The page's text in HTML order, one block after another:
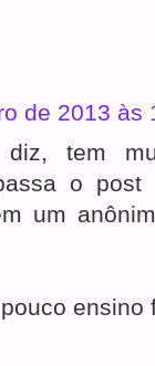
de 2013 às
diz, tem
o
um
ensino